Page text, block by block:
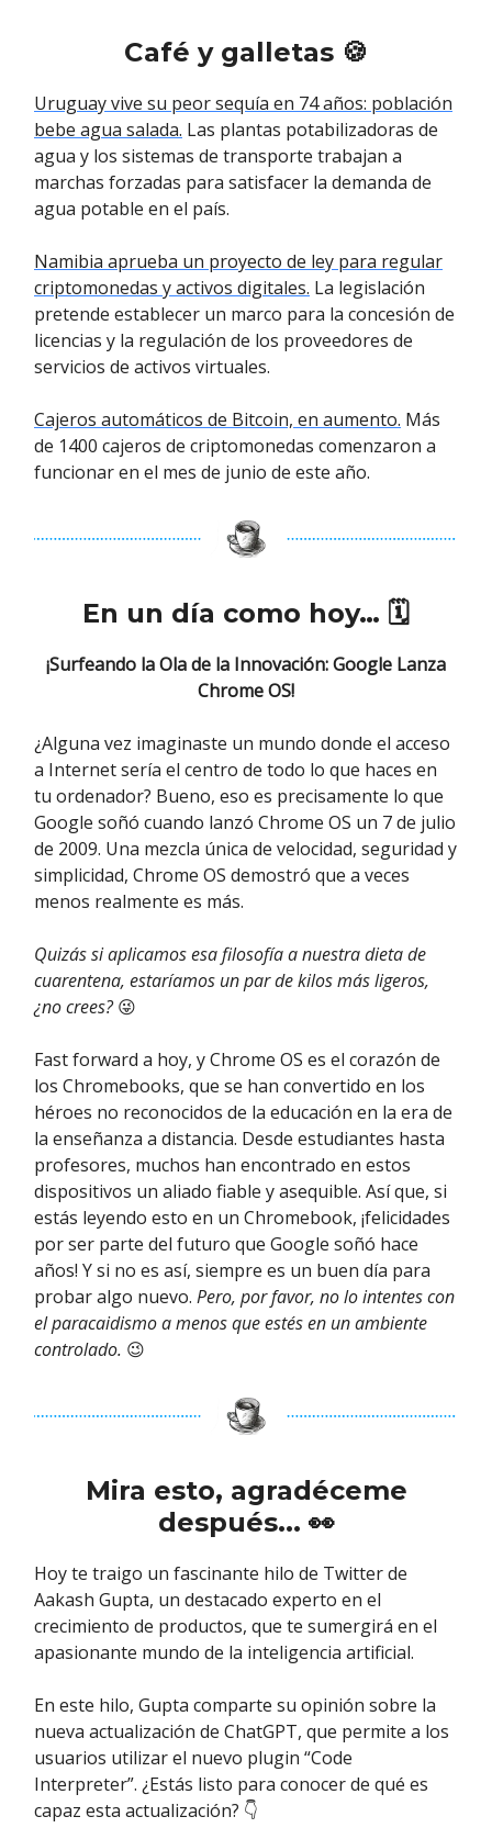
Café y galletas 🍪
Uruguay vive su peor sequía en 74 años: población
bebe agua salada. Las plantas potabilizadoras de
agua y los sistemas de transporte trabajan a
marchas forzadas para satisfacer la demanda de
agua potable en el país.
Namibia aprueba un proyecto de ley para regular
criptomonedas y activos digitales. La legislación
pretende establecer un marco para la concesión de
licencias y la regulación de los proveedores de
servicios de activos virtuales.
Cajeros automáticos de Bitcoin, en aumento. Más
de 1400 cajeros de criptomonedas comenzaron a
funcionar en el mes de junio de este año.
En un día como hoy… 🗓
¡Surfeando la Ola de la Innovación: Google Lanza
Chrome OS!
¿Alguna vez imaginaste un mundo donde el acceso
a Internet sería el centro de todo lo que haces en
tu ordenador? Bueno, eso es precisamente lo que
Google soñó cuando lanzó Chrome OS un 7 de julio
de 2009. Una mezcla única de velocidad, seguridad y
simplicidad, Chrome OS demostró que a veces
menos realmente es más.
Quizás si aplicamos esa filosofía a nuestra dieta de
cuarentena, estaríamos un par de kilos más ligeros,
¿no crees?😜
Fast forward a hoy, y Chrome OS es el corazón de
los Chromebooks, que se han convertido en los
héroes no reconocidos de la educación en la era de
la enseñanza a distancia. Desde estudiantes hasta
profesores, muchos han encontrado en estos
dispositivos un aliado fiable y asequible. Así que, si
estás leyendo esto en un Chromebook, ¡felicidades
por ser parte del futuro que Google soñó hace
años! Y si no es así, siempre es un buen día para
probar algo nuevo. Pero, por favor, no lo intentes con
el paracaidismo a menos que estés en un ambiente
controlado. 😉
Mira esto, agradéceme
después... 👀
Hoy te traigo un fascinante hilo de Twitter de
Aakash Gupta, un destacado experto en el
crecimiento de productos, que te sumergirá en el
apasionante mundo de la inteligencia artificial.
En este hilo, Gupta comparte su opinión sobre la
nueva actualización de ChatGPT, que permite a los
usuarios utilizar el nuevo plugin “Code
Interpreter”. ¿Estás listo para conocer de qué es
capaz esta actualización? 👇